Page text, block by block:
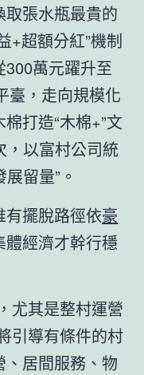
張水瓶最貴的
+超額分紅”機制
萬元躍升至
臺，走向規模化
打造“木棉+”文
，以富村公司統
留量”。
擺脫路徑依豪
經濟才幹行穩
尤其是整村運營
引導有條件的村
居間服務、物